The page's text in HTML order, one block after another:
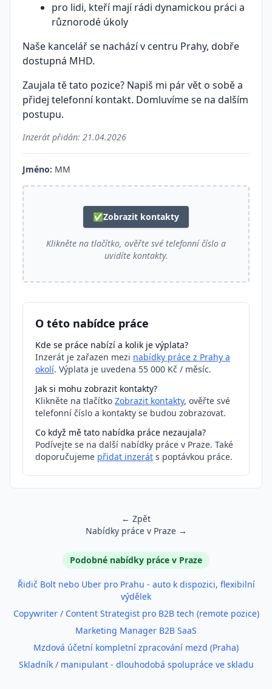
pro lidi, kteří mají rádi dynamickou práci a
různorodé úkoly
Naše kancelář se nachází v centru Prahy, dobře
dostupná MHD.
Zaujala tě tato pozice? Napiš mi pár vět o sobě a
přidej telefonní kontakt. Domluvíme se na dalším
postupu.
Inzerát přidán: 21.04.2026
Jméno: MM
✅Zobrazit kontakty
Klikněte na tlačítko, ověřte své telefonní číslo a
uvidíte kontakty.
O této nabídce práce
Kde se práce nabízí a kolik je výplata?
Inzerát je zařazen mezi nabídky práce z Prahy a
okolí. Výplata je uvedena 55 000 Kč / měsíc.
Jak si mohu zobrazit kontakty?
Klikněte na tlačítko Zobrazit kontakty, ověřte své
telefonní číslo a kontakty se budou zobrazovat.
Co když mě tato nabídka práce nezaujala?
Podívejte se na další nabídky práce v Praze. Také
doporučujeme přidat inzerát s poptávkou práce.
← Zpět
Nabídky práce v Praze →
Podobné inzerátyPodobné nabídky práce v Praze
Řidič Bolt nebo Uber pro Prahu - auto k dispozici, flexibilní
výdělek
Copywriter / Content Strategist pro B2B tech (remote pozice)
Marketing Manager B2B SaaS
Mzdová účetní kompletní zpracování mezd (Praha)
Skladník / manipulant - dlouhodobá spolupráce ve skladu